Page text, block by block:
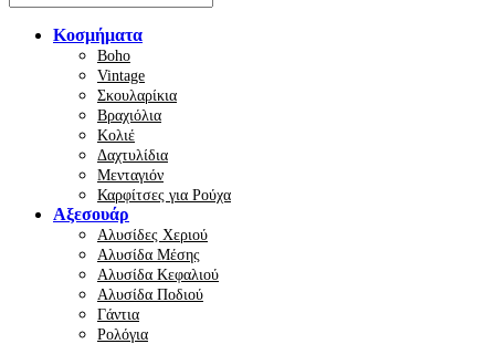
Κοσμήματα
Boho
Vintage
Σκουλαρίκια
Βραχιόλια
Κολιέ
Δαχτυλίδια
Μενταγιόν
Καρφίτσες για Ρούχα
Αξεσουάρ
Αλυσίδες Χεριού
Αλυσίδα Μέσης
Αλυσίδα Κεφαλιού
Αλυσίδα Ποδιού
Γάντια
Ρολόγια